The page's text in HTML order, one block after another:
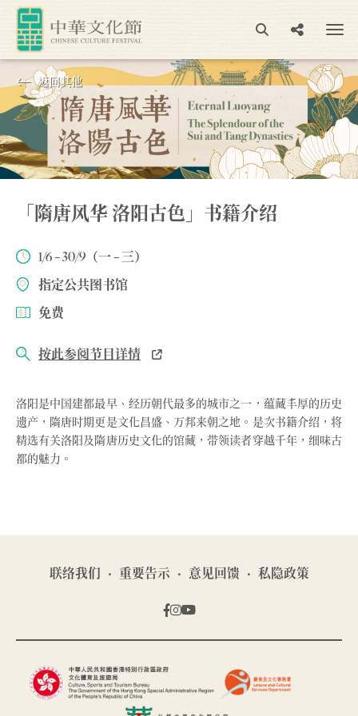
返回其他
「隋唐风华 洛阳古色」书籍介绍
1/6 – 30/9（一 – 三）
指定公共图书馆
免费
按此参阅节目详情
洛阳是中国建都最早、经历朝代最多的城市之一，蕴藏丰厚的历史
遗产，隋唐时期更是文化昌盛、万邦来朝之地。是次书籍介绍，将
精选有关洛阳及隋唐历史文化的馆藏，带领读者穿越千年，细味古
都的魅力。
联络我们 重要告示 意见回馈 私隐政策